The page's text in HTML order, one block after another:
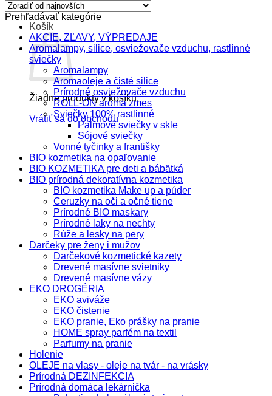
Vrátiť sa do obchodu
Košík
Žiadne produkty v košíku.
Vrátiť sa do obchodu
Prehľadávať kategórie
AKCIE, ZĽAVY, VÝPREDAJE
Aromalampy, silice, osviežovače vzduchu, rastlinné
sviečky
Aromalampy
Aromaoleje a čisté silice
Prírodné osviežovače vzduchu
ROLL-ON aroma zmes
Sviečky 100% rastlinné
Palmové sviečky v skle
Sójové sviečky
Vonné tyčinky a františky
BIO kozmetika na opaľovanie
BIO KOZMETIKA pre deti a bábätká
BIO prírodná dekoratívna kozmetika
BIO kozmetika Make up a púder
Ceruzky na oči a očné tiene
Prírodné BIO maskary
Prírodné laky na nechty
Rúže a lesky na pery
Darčeky pre ženy i mužov
Darčekové kozmetické kazety
Drevené masívne svietniky
Drevené masívne vázy
EKO DROGÉRIA
EKO aviváže
EKO čistenie
EKO pranie, Eko prášky na pranie
HOME spray parfém na textil
Parfumy na pranie
Holenie
OLEJE na vlasy - oleje na tvár - na vrásky
Prírodná DEZINFEKCIA
Prírodná domáca lekárnička